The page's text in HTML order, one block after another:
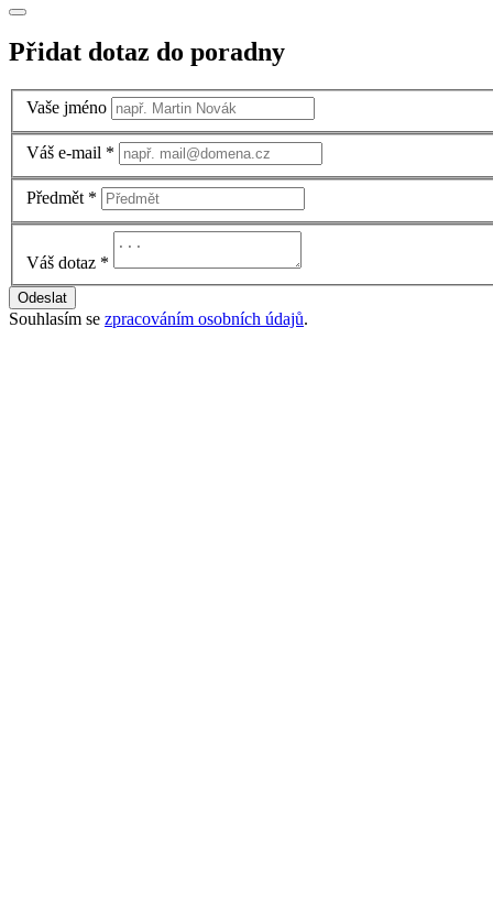
Přidat dotaz do poradny
Vaše jméno
Váš e-mail *
Předmět *
Váš dotaz *
Odeslat
Souhlasím se zpracováním osobních údajů.